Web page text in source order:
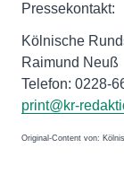
Pressekontakt:
Kölnische
Raimund Neuß
Telefon: 0228-
print@kr-
Original-Content von: